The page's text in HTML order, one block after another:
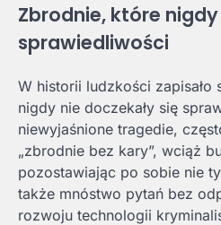
Zbrodnie, które
sprawiedliwości
W historii ludzkości
nigdy nie doczekały się
niewyjaśnione tragedie,
„zbrodnie bez kary”, wciąż
pozostawiając po sobie nie
także mnóstwo pytań bez
rozwoju technologii